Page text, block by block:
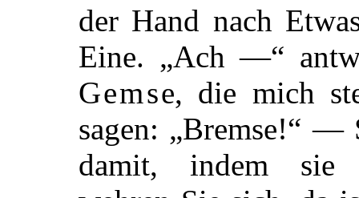
der Hand nach
Eine. „Ach —“
Gemse, die mich
sagen: „Bremse!“ —
damit, indem sie